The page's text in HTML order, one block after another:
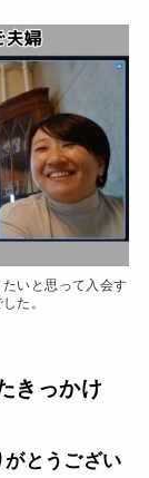
いと思って入会す
た。
きっかけ
とうござい